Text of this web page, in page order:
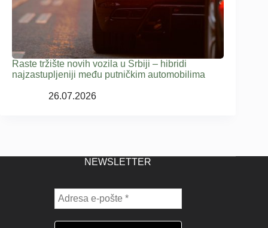
Raste tržište novih vozila u Srbiji – hibridi
najzastupljeniji među putničkim automobilima
26.07.2026
NEWSLETTER